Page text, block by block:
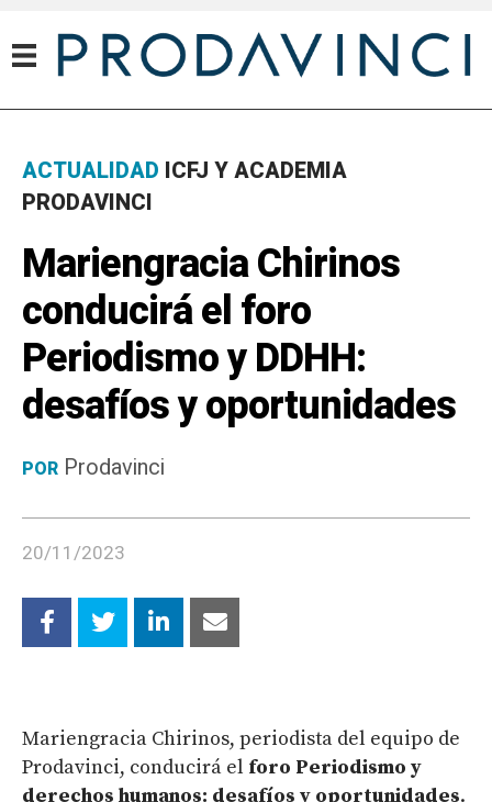
ACTUALIDAD ICFJ Y ACADEMIA
PRODAVINCI
Mariengracia Chirinos
conducirá el foro
Periodismo y DDHH:
desafíos y oportunidades
POR Prodavinci
20/11/2023
Mariengracia Chirinos, periodista del equipo de
Prodavinci, conducirá el foro Periodismo y
derechos humanos: desafíos y oportunidades.